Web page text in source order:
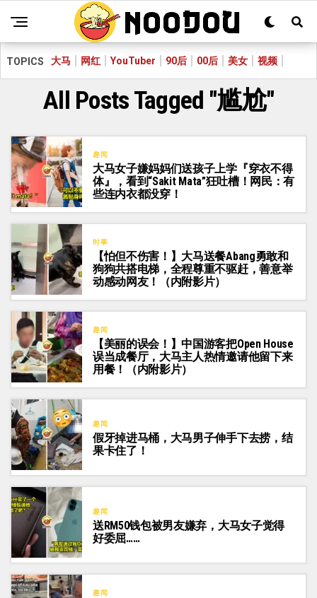
TOPICS 大马 网红 YouTuber 90后 00后 美女 视频
All Posts Tagged "尴尬"
趣闻
大马女子嫌妈妈们送孩子上学『穿衣不得
体』，看到“Sakit Mata”狂吐槽！网民：有
些连内衣都没穿！
时事
【怕但不伤害！】大马送餐Abang勇敢和
狗狗共搭电梯，全程尊重不驱赶，善意举
动感动网友！（内附影片）
趣闻
【美丽的误会！】中国游客把Open House
误当成餐厅，大马主人热情邀请他留下来
用餐！（内附影片）
趣闻
假牙掉进马桶，大马男子伸手下去捞，结
果卡住了！
趣闻
送RM50钱包被男友嫌弃，大马女子觉得
好委屈……
趣闻